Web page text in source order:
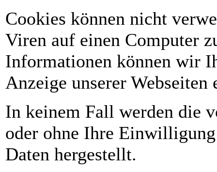
Cookies können nicht
Viren auf einen Computer
Informationen können wir
Anzeige unserer Webseiten
In keinem Fall werden die
oder ohne Ihre
Daten hergestellt.